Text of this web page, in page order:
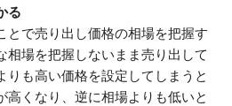
る
とで売り出し価格の相場を把握す
相場を把握しないまま売り出して
りも高い価格を設定してしまうと
高くなり、逆に相場よりも低いと